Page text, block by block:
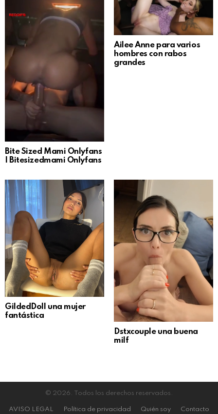
Bite Sized Mami Onlyfans
| Bitesizedmami Onlyfans
Ailee Anne para varios
hombres con rabos
grandes
GildedDoll una mujer
fantástica
Dstxcouple una buena
milf
© 2026. Todos los derechos reservados.
AVISO LEGAL Política de privacidad Quién soy Contacto